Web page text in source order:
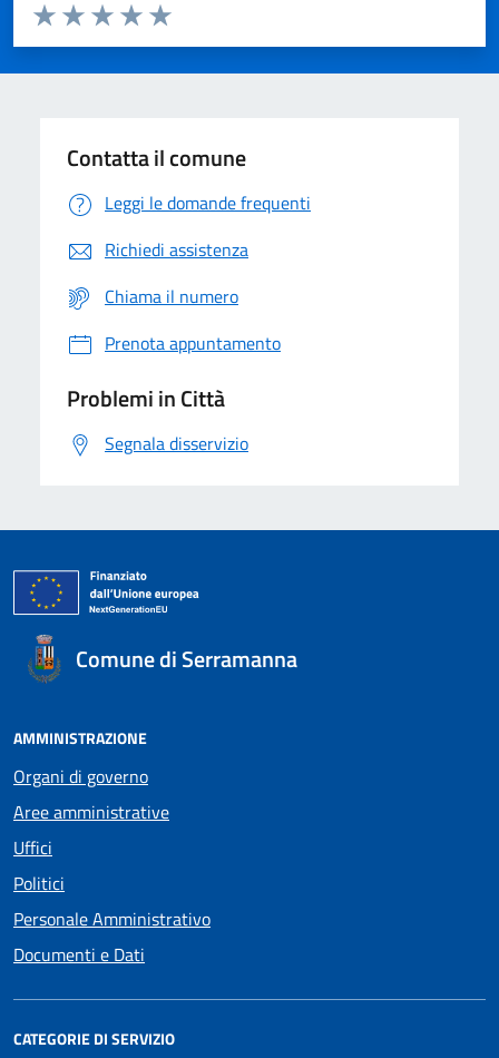
Domanda
Valuta da 1 a 5 stelle la pagina
Valuta 5 stelle su 5
Valuta 4 stelle su 5
Valuta 3 stelle su 5
Valuta 2 stelle su 5
Valuta 1 stelle su 5
Contatta il comune
Leggi le domande frequenti
Richiedi assistenza
Chiama il numero
Prenota appuntamento
Problemi in Città
Segnala disservizio
Comune di Serramanna
AMMINISTRAZIONE
Organi di governo
Aree amministrative
Uffici
Politici
Personale Amministrativo
Documenti e Dati
CATEGORIE DI SERVIZIO